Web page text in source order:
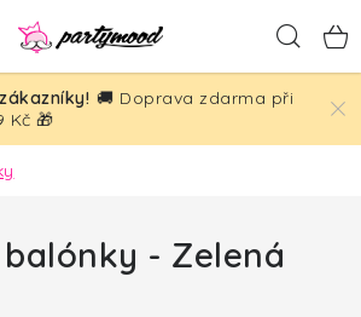
🚚 Doprava zdarma při
Kč 🎁
- Zelená